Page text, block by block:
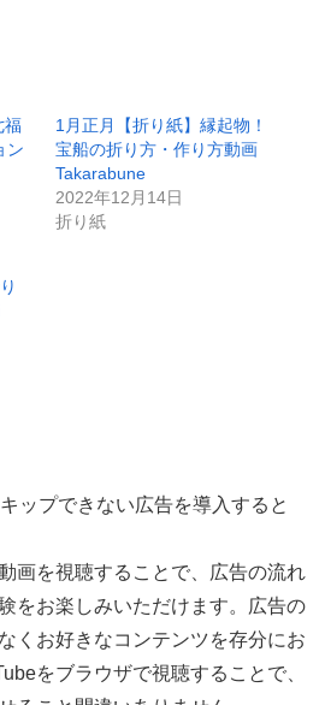
福
ン
1月正月【折り紙】縁起物！
宝船の折り方・作り方動画
Takarabune
2022年12月14日
折り紙
ップできない広告を導入すると
画を視聴することで、広告の流れ
をお楽しみいただけます。広告の
くお好きなコンテンツを存分にお
をブラウザで視聴することで、